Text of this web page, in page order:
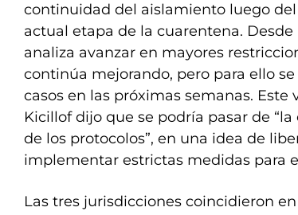
continuidad del aislamiento luego del
actual etapa de la cuarentena.
analiza avanzar en mayores
continúa mejorando, pero para ello
casos en las próximas semanas. Este
Kicillof dijo que se podría pasar de
de los protocolos”, en una idea de
implementar estrictas medidas para
Las tres jurisdicciones coincidieron